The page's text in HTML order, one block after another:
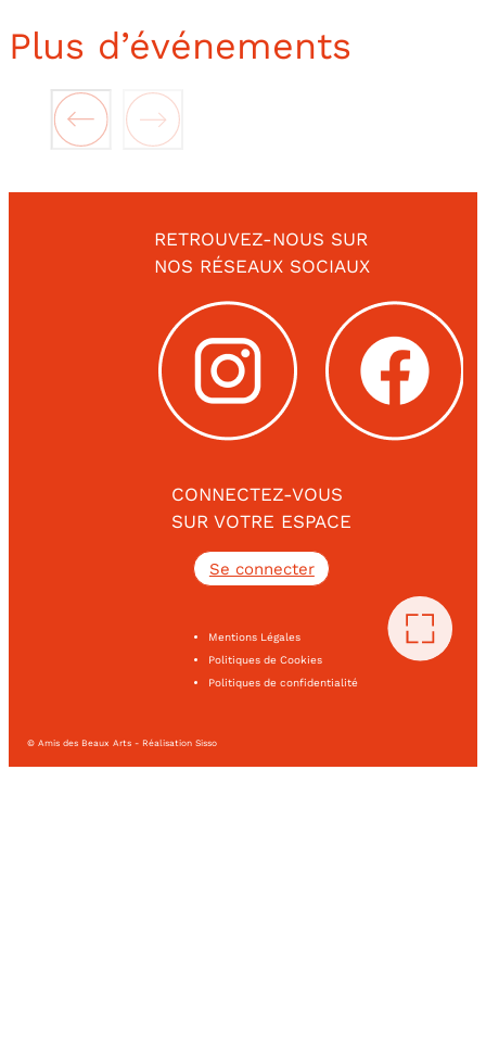
Plus d’événements
RETROUVEZ-NOUS SUR
NOS RÉSEAUX SOCIAUX
CONNECTEZ-VOUS
SUR VOTRE ESPACE
Se connecter
Mentions Légales
Politiques de Cookies
Politiques de confidentialité
© Amis des Beaux Arts - Réalisation Sisso